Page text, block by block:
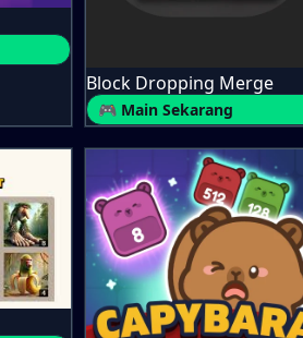
Block Dropping Merge
🎮 Main Sekarang